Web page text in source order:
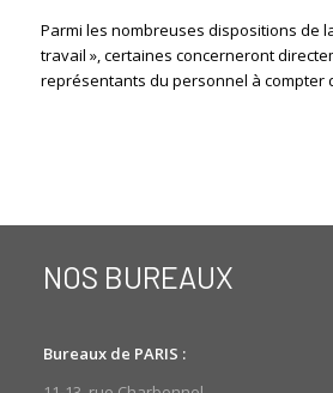
Parmi les nombreuses dispositions de
travail », certaines concerneront
représentants du personnel à compter
NOS BUREAUX
Bureaux de PARIS :